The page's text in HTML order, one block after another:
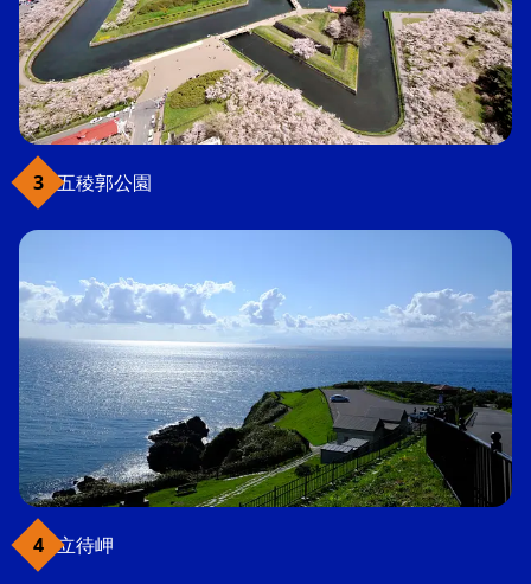
五稜郭公園
立待岬